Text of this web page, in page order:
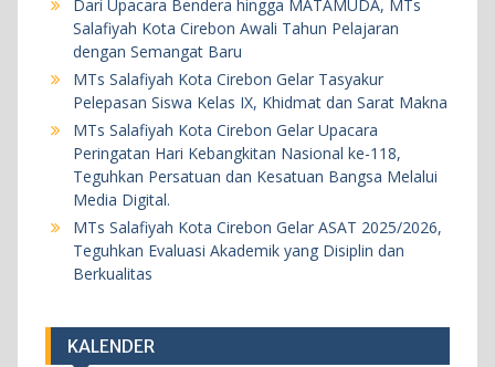
BERITA KEGIATAN SEKOLAH
MTs Salafiyah Kota Cirebon Gelar ASAT
2025/2026, Teguhkan Evaluasi Akademik yang
Disiplin dan Berkualitas
18 Mei 2026
BERITA KEGIATAN SEKOLAH
Khataman Juz 30 Kedelapan, Dua Siswi MTs
Salafiyah Kota Cirebon Tuntaskan Hafalan Al-
5 Agustus 2026
Dari Upacara Bendera hingga MATAMUDA, MTs
Salafiyah Kota Cirebon Awali Tahun Pelajaran
dengan Semangat Baru
MTs Salafiyah Kota Cirebon Gelar Tasyakur
Pelepasan Siswa Kelas IX, Khidmat dan Sarat Makna
MTs Salafiyah Kota Cirebon Gelar Upacara
Peringatan Hari Kebangkitan Nasional ke-118,
Teguhkan Persatuan dan Kesatuan Bangsa Melalui
Media Digital.
MTs Salafiyah Kota Cirebon Gelar ASAT 2025/2026,
Teguhkan Evaluasi Akademik yang Disiplin dan
Berkualitas
KALENDER